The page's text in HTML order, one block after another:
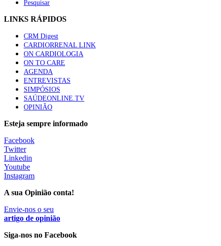
Quase quatro em cada dez doentes com enfarte
87 visualizações
Trodelvy aprovado para primeira linha no cancro da
mama triplo negativo metastático em doentes não
elegíveis para inibidores PD-(L)1
61 visualizações
MAIS NOTÍCIAS
Estudo aponta potencial da casca de maracujá-roxo no controlo
da inflamação da asma
5 Ago, 2026
4 Ago, 2026
Pesquisar
LINKS RÁPIDOS
CRM Digest
CARDIORRENAL LINK
ON CARDIOLOGIA
ON TO CARE
AGENDA
ENTREVISTAS
SIMPÓSIOS
SAÚDEONLINE.TV
OPINIÃO
Esteja sempre informado
Facebook
Twitter
Linkedin
Youtube
Instagram
A sua Opinião conta!
Envie-nos o seu
artigo de opinião
Siga-nos no Facebook